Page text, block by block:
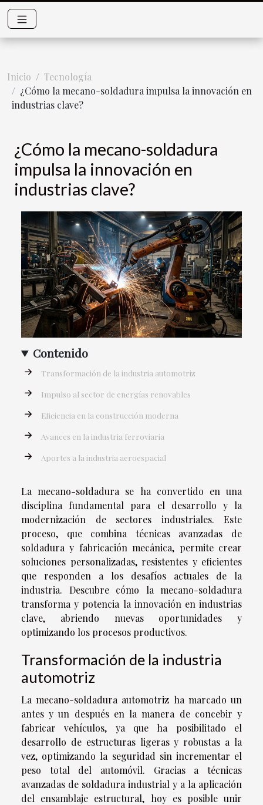
Inicio
Tecnología
¿Cómo la mecano-soldadura impulsa la innovación en
industrias clave?
¿Cómo la mecano-soldadura
impulsa la innovación en
industrias clave?
Contenido
Transformación de la industria automotriz
Impulso al sector de energías renovables
Eficiencia en la construcción moderna
Avances en la industria ferroviaria
Aportes a la industria aeroespacial
La mecano-soldadura se ha convertido en una
disciplina fundamental para el desarrollo y la
modernización de sectores industriales. Este
proceso, que combina técnicas avanzadas de
soldadura y fabricación mecánica, permite crear
soluciones personalizadas, resistentes y eficientes
que responden a los desafíos actuales de la
industria. Descubre cómo la mecano-soldadura
transforma y potencia la innovación en industrias
clave, abriendo nuevas oportunidades y
optimizando los procesos productivos.
Transformación de la industria
automotriz
La mecano-soldadura automotriz ha marcado un
antes y un después en la manera de concebir y
fabricar vehículos, ya que ha posibilitado el
desarrollo de estructuras ligeras y robustas a la
vez, optimizando la seguridad sin incrementar el
peso total del automóvil. Gracias a técnicas
avanzadas de soldadura industrial y a la aplicación
del ensamblaje estructural, hoy es posible unir